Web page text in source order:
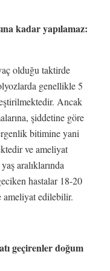
kadar yapılamaz:
olduğu taktirde
genellikle 5
Ancak
şiddetine göre
bitimine yani
ve ameliyat
aralıklarında
hastalar 18-20
ameliyat edilebilir.
geçirenler doğum